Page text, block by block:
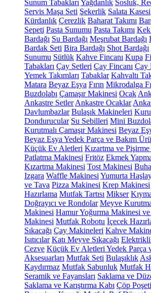
Sunum Tabakları Yağdanlık Sosluk,
Servis Maşa Seti Şekerlik Salata Kasesi
Kürdanlık Çerezlik Baharat Takımı
Sepeti Pasta Sunumu Pasta Takımı Kek
Bardağı Su Bardağı Meşrubat Bardağı
Bardak Seti Bira Bardağı Shot Bardağı
Sunumu Sütlük Kahve Fincanı Kupa
Tabakları Çay Setleri Çay Fincanı Çay
Yemek Takımları Tabaklar Kahvaltı
Matara Beyaz Eşya Fırın Mikrodalga
Buzdolabı Çamaşır Makinesi Ocak
Ankastre Setler Ankastre Ocaklar
Davlumbazlar Bulaşık Makineleri
Dondurucular Su Sebilleri Mini
Kurutmalı Çamaşır Makinesi Beyaz
Beyaz Eşya Yedek Parça ve Bakım
Küçük Ev Aletleri Kızartma ve
Patlatma Makinesi Fritöz Ekmek
Kızartma Makinesi Tost Makinesi
Izgara Waffle Makinesi Yumurta
ve Tava Pizza Makinesi Krep Makinesi
Hazırlama Mutfak Tartısı Mikser
Doğrayıcı ve Rondolar Meyve
Makinesi Hamur Yoğurma Makinesi
Makinesi Mutfak Robotu İçecek
Sıkacağı Çay Makineleri Kahve
Isıtıcılar Katı Meyve Sıkacağı Elektrikli
Cezve Küçük Ev Aletleri Yedek Parça
Aksesuarları Mutfak Seti Bulaşıklık
Kaydırmaz Mutfak Sabunluk Mutfak
Seramik ve Fayansları Saklama ve
Saklama ve Karıştırma Kabı Çöp Poşeti